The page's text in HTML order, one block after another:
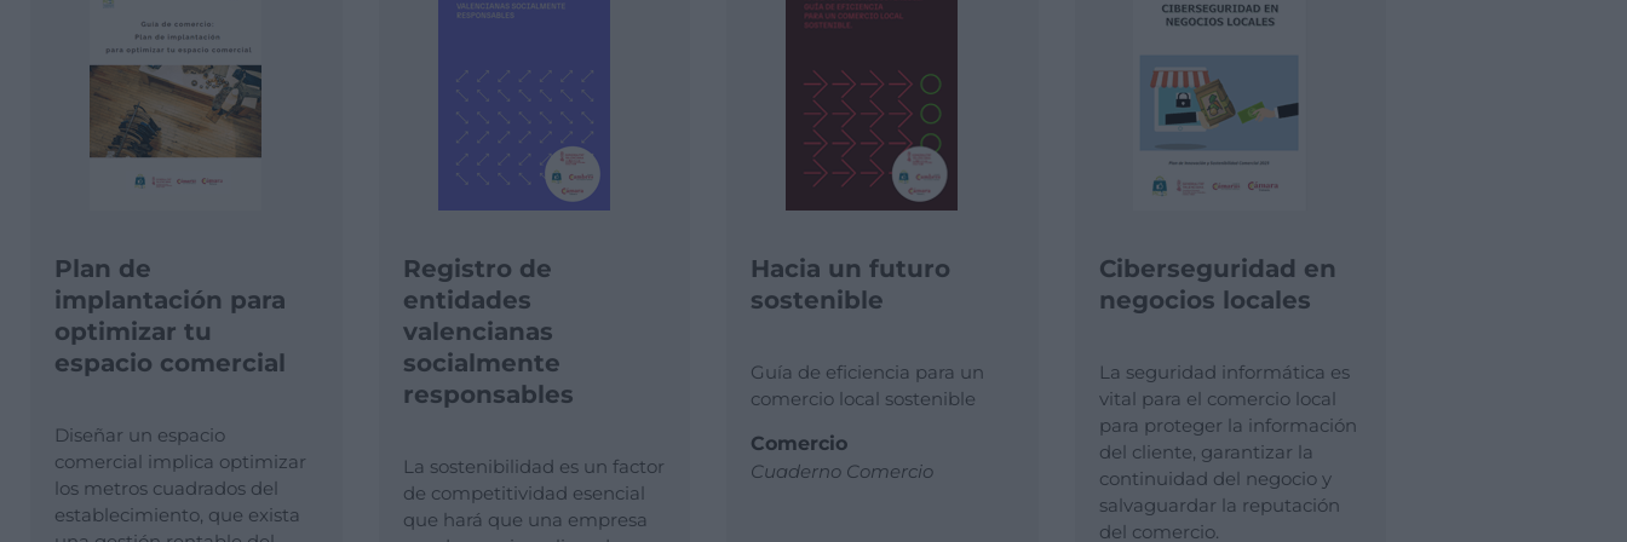
Plan de
implantación para
optimizar tu
espacio comercial
Diseñar un espacio
comercial implica optimizar
los metros cuadrados del
establecimiento, que exista
Registro de
entidades
valencianas
socialmente
responsables
La sostenibilidad es un factor
de competitividad esencial
que hará que una empresa
Hacia un futuro
sostenible
Guía de eficiencia para un
comercio local sostenible
Comercio
Cuaderno Comercio
Ciberseguridad en
negocios locales
La seguridad informática es
vital para el comercio local
para proteger la información
del cliente, garantizar la
continuidad del negocio y
salvaguardar la reputación
del comercio.